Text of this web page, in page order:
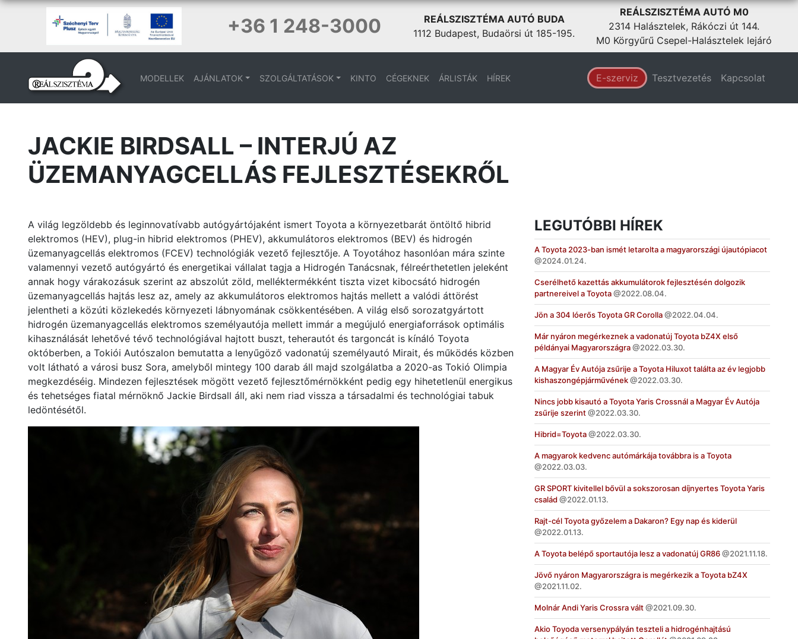
+36 1 248-3000
REÁLSZISZTÉMA AUTÓ BUDA
1112 Budapest, Budaörsi út 185-195.
REÁLSZISZTÉMA AUTÓ M0
2314 Halásztelek, Rákóczi út 144.
M0 Körgyűrű Csepel-Halásztelek lejáró
MODELLEK AJÁNLATOK SZOLGÁLTATÁSOK KINTO CÉGEKNEK ÁRLISTÁK HÍREK E-szerviz Tesztvezetés Kapcsolat
JACKIE BIRDSALL – INTERJÚ AZ
ÜZEMANYAGCELLÁS FEJLESZTÉSEKRŐL
A világ legzöldebb és leginnovatívabb autógyártójaként ismert Toyota a környezetbarát öntöltő hibrid
elektromos (HEV), plug-in hibrid elektromos (PHEV), akkumulátoros elektromos (BEV) és hidrogén
üzemanyagcellás elektromos (FCEV) technológiák vezető fejlesztője. A Toyotához hasonlóan mára szinte
valamennyi vezető autógyártó és energetikai vállalat tagja a Hidrogén Tanácsnak, félreérthetetlen jeleként
annak hogy várakozásuk szerint az abszolút zöld, melléktermékként tiszta vizet kibocsátó hidrogén
üzemanyagcellás hajtás lesz az, amely az akkumulátoros elektromos hajtás mellett a valódi áttörést
jelentheti a közúti közlekedés környezeti lábnyomának csökkentésében. A világ első sorozatgyártott
hidrogén üzemanyagcellás elektromos személyautója mellett immár a megújuló energiaforrások optimális
kihasználását lehetővé tévő technológiával hajtott buszt, teherautót és targoncát is kínáló Toyota
októberben, a Tokiói Autószalon bemutatta a lenyűgöző vadonatúj személyautó Mirait, és működés közben
volt látható a városi busz Sora, amelyből mintegy 100 darab áll majd szolgálatba a 2020-as Tokió Olimpia
megkezdéséig. Mindezen fejlesztések mögött vezető fejlesztőmérnökként pedig egy hihetetlenül energikus
és tehetséges fiatal mérnöknő Jackie Birdsall áll, aki nem riad vissza a társadalmi és technológiai tabuk
ledöntésétől.
LEGUTÓBBI HÍREK
A Toyota 2023-ban ismét letarolta a magyarországi újautópiacot
2024.01.24.
Cserélhető kazettás akkumulátorok fejlesztésén dolgozik
partnereivel a Toyota
2022.08.04.
Jön a 304 lóerős Toyota GR Corolla 2022.04.04.
Már nyáron megérkeznek a vadonatúj Toyota bZ4X első
példányai Magyarországra
2022.03.30.
A Magyar Év Autója zsűrije a Toyota Hiluxot találta az év legjobb
kishaszongépjárművének
2022.03.30.
Nincs jobb kisautó a Toyota Yaris Crossnál a Magyar Év Autója
zsűrije szerint
2022.03.30.
Hibrid=Toyota 2022.03.30.
A magyarok kedvenc autómárkája továbbra is a Toyota
2022.03.03.
GR SPORT kivitellel bővül a sokszorosan díjnyertes Toyota Yaris
család
2022.01.13.
Rajt-cél Toyota győzelem a Dakaron? Egy nap és kiderül
2022.01.13.
A Toyota belépő sportautója lesz a vadonatúj GR86 2021.11.18.
Jövő nyáron Magyarországra is megérkezik a Toyota bZ4X
2021.11.02.
Molnár Andi Yaris Crossra vált 2021.09.30.
Akio Toyoda versenypályán teszteli a hidrogénhajtású